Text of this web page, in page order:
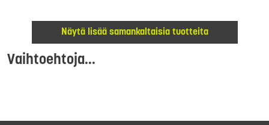
Näytä lisää samankaltaisia tuotteita
Vaihtoehtoja...